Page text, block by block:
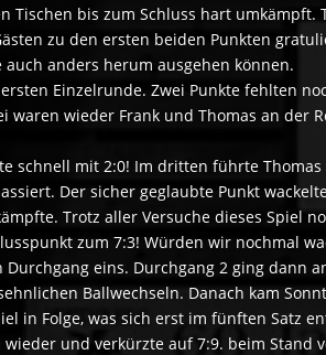
Tischen bis zum Schluss hart
zu den ersten beiden Punkten
auch anders herum ausgehen können.
Einzelrunde. Zwei Punkte fehlten
waren wieder Frank und Thomas an der
schnell mit 2:0! Im dritten führte
Der sicher geglaubte Punkt
Trotz aller Versuche dieses Spiel
zum 7:3! Würden wir nochmal
Durchgang eins. Durchgang 2 ging dann
Ballwechseln. Danach kam
in Folge, was sich erst im fünften Satz
und verkürzte auf 7:9. beim Stand